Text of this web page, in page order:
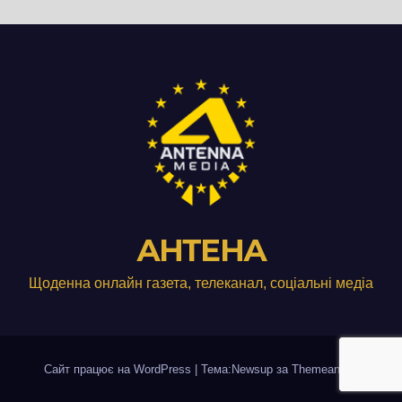
АНТЕНА
Щоденна онлайн газета, телеканал, соціальні медіа
Сайт працює на WordPress Тема:Newsup за Themeansar